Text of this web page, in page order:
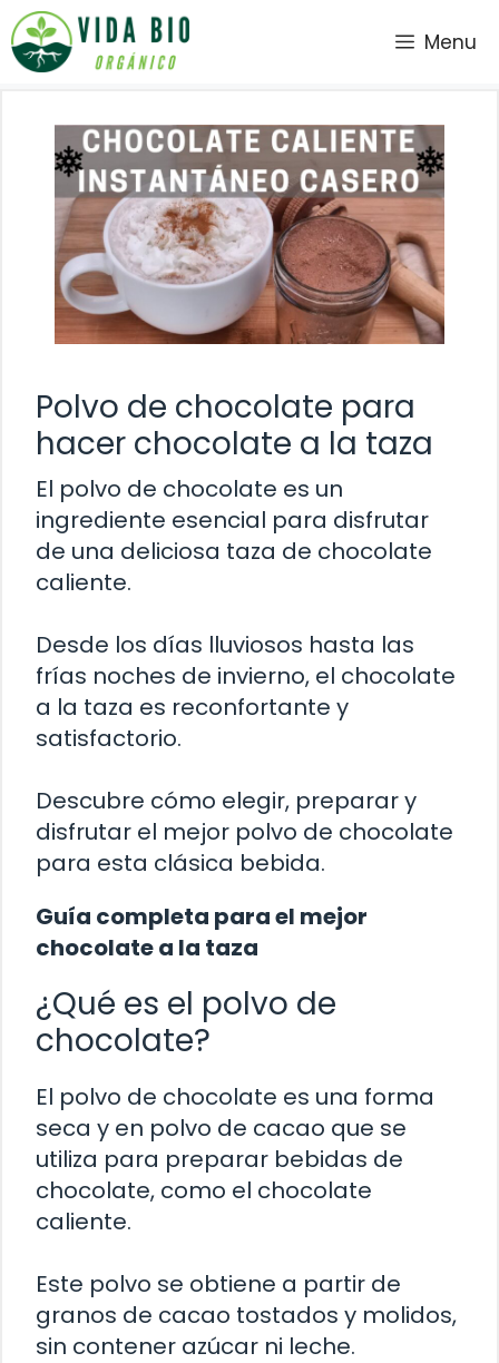
Saltar
al
contenido
Menu
Polvo de chocolate para
hacer chocolate a la taza
El polvo de chocolate es un
ingrediente esencial para disfrutar
de una deliciosa taza de chocolate
caliente.
Desde los días lluviosos hasta las
frías noches de invierno, el chocolate
a la taza es reconfortante y
satisfactorio.
Descubre cómo elegir, preparar y
disfrutar el mejor polvo de chocolate
para esta clásica bebida.
Guía completa para el mejor
chocolate a la taza
¿Qué es el polvo de
chocolate?
El polvo de chocolate es una forma
seca y en polvo de cacao que se
utiliza para preparar bebidas de
chocolate, como el chocolate
caliente.
Este polvo se obtiene a partir de
granos de cacao tostados y molidos,
sin contener azúcar ni leche.